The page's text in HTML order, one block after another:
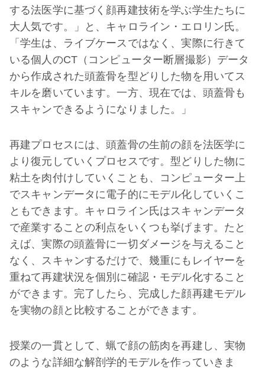
する法医学に基づく顔再建技術を学ぶ学生たちに
大人気です。」と、キャロライン・エロリン氏。
「学生は、ライブケースではなく、実際に行きて
いる個人のCT（コンピューター断層撮影）データ
から作成された頭蓋骨を型どりした物を用いてス
キルを磨いています。一方、現在では、頭蓋骨も
スキャンできるようになりました。」
再建プロセスには、頭蓋骨の生前の顔を法医学に
より復元していくプロセスです。型どりした物に
粘土を肉付けしていくことも、コンピューター上
でスキャンデータに電子的にモデル化していくこ
ともできます。キャロライン氏はスキャンデータ
で産業することの利点をいくつも挙げます。たと
えば、実際の頭蓋骨に一切ダメージを与えること
なく、スキャンするだけで、幾重にもレイヤーを
重ねて再建状況を個別に確認・モデル化すること
ができます。完了したら、完成した顔再建モデル
を実物の顔と比較することができます。
授業の一貫として、蝋で顔の筋肉を再建し、実物
のような詳細な解剖学的モデルを作っていきま